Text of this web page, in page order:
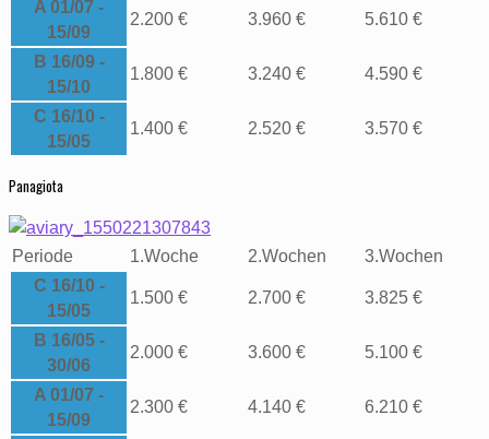
A 01/07 -
15/09
2.200 € 3.960 € 5.610 €
B 16/09 -
15/10
1.800 € 3.240 € 4.590 €
C 16/10 -
15/05
1.400 € 2.520 € 3.570 €
Panagiota
Periode 1.Woche 2.Wochen 3.Wochen
C 16/10 -
15/05
1.500 € 2.700 € 3.825 €
B 16/05 -
30/06
2.000 € 3.600 € 5.100 €
A 01/07 -
15/09
2.300 € 4.140 € 6.210 €